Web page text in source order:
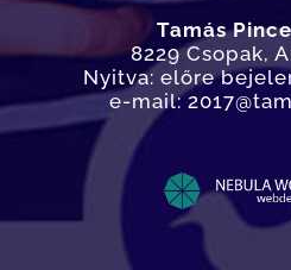
Tamás
8229 Csopak,
Nyitva: előre
e-mail: